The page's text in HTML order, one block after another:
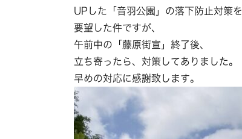
UPした「音羽公園」の落下防止対策を
要望した件ですが、
午前中の「藤原街宣」終了後、
立ち寄ったら、対策してありました。
早めの対応に感謝致します。